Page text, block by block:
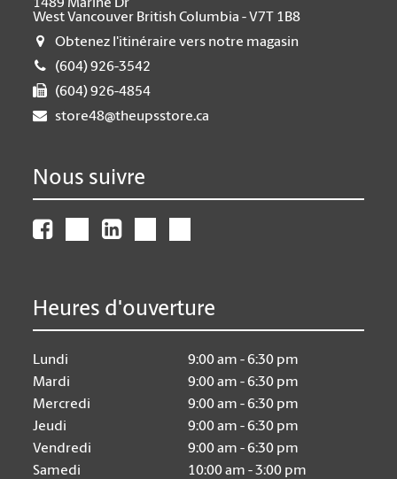
1489 Marine Dr
West Vancouver British Columbia - V7T 1B8
Obtenez l'itinéraire vers notre magasin
(604) 926-3542
(604) 926-4854
store48@theupsstore.ca
Nous suivre
Heures d'ouverture
Lundi
9:00 am - 6:30 pm
Mardi
9:00 am - 6:30 pm
Mercredi
9:00 am - 6:30 pm
Jeudi
9:00 am - 6:30 pm
Vendredi
9:00 am - 6:30 pm
Samedi
10:00 am - 3:00 pm